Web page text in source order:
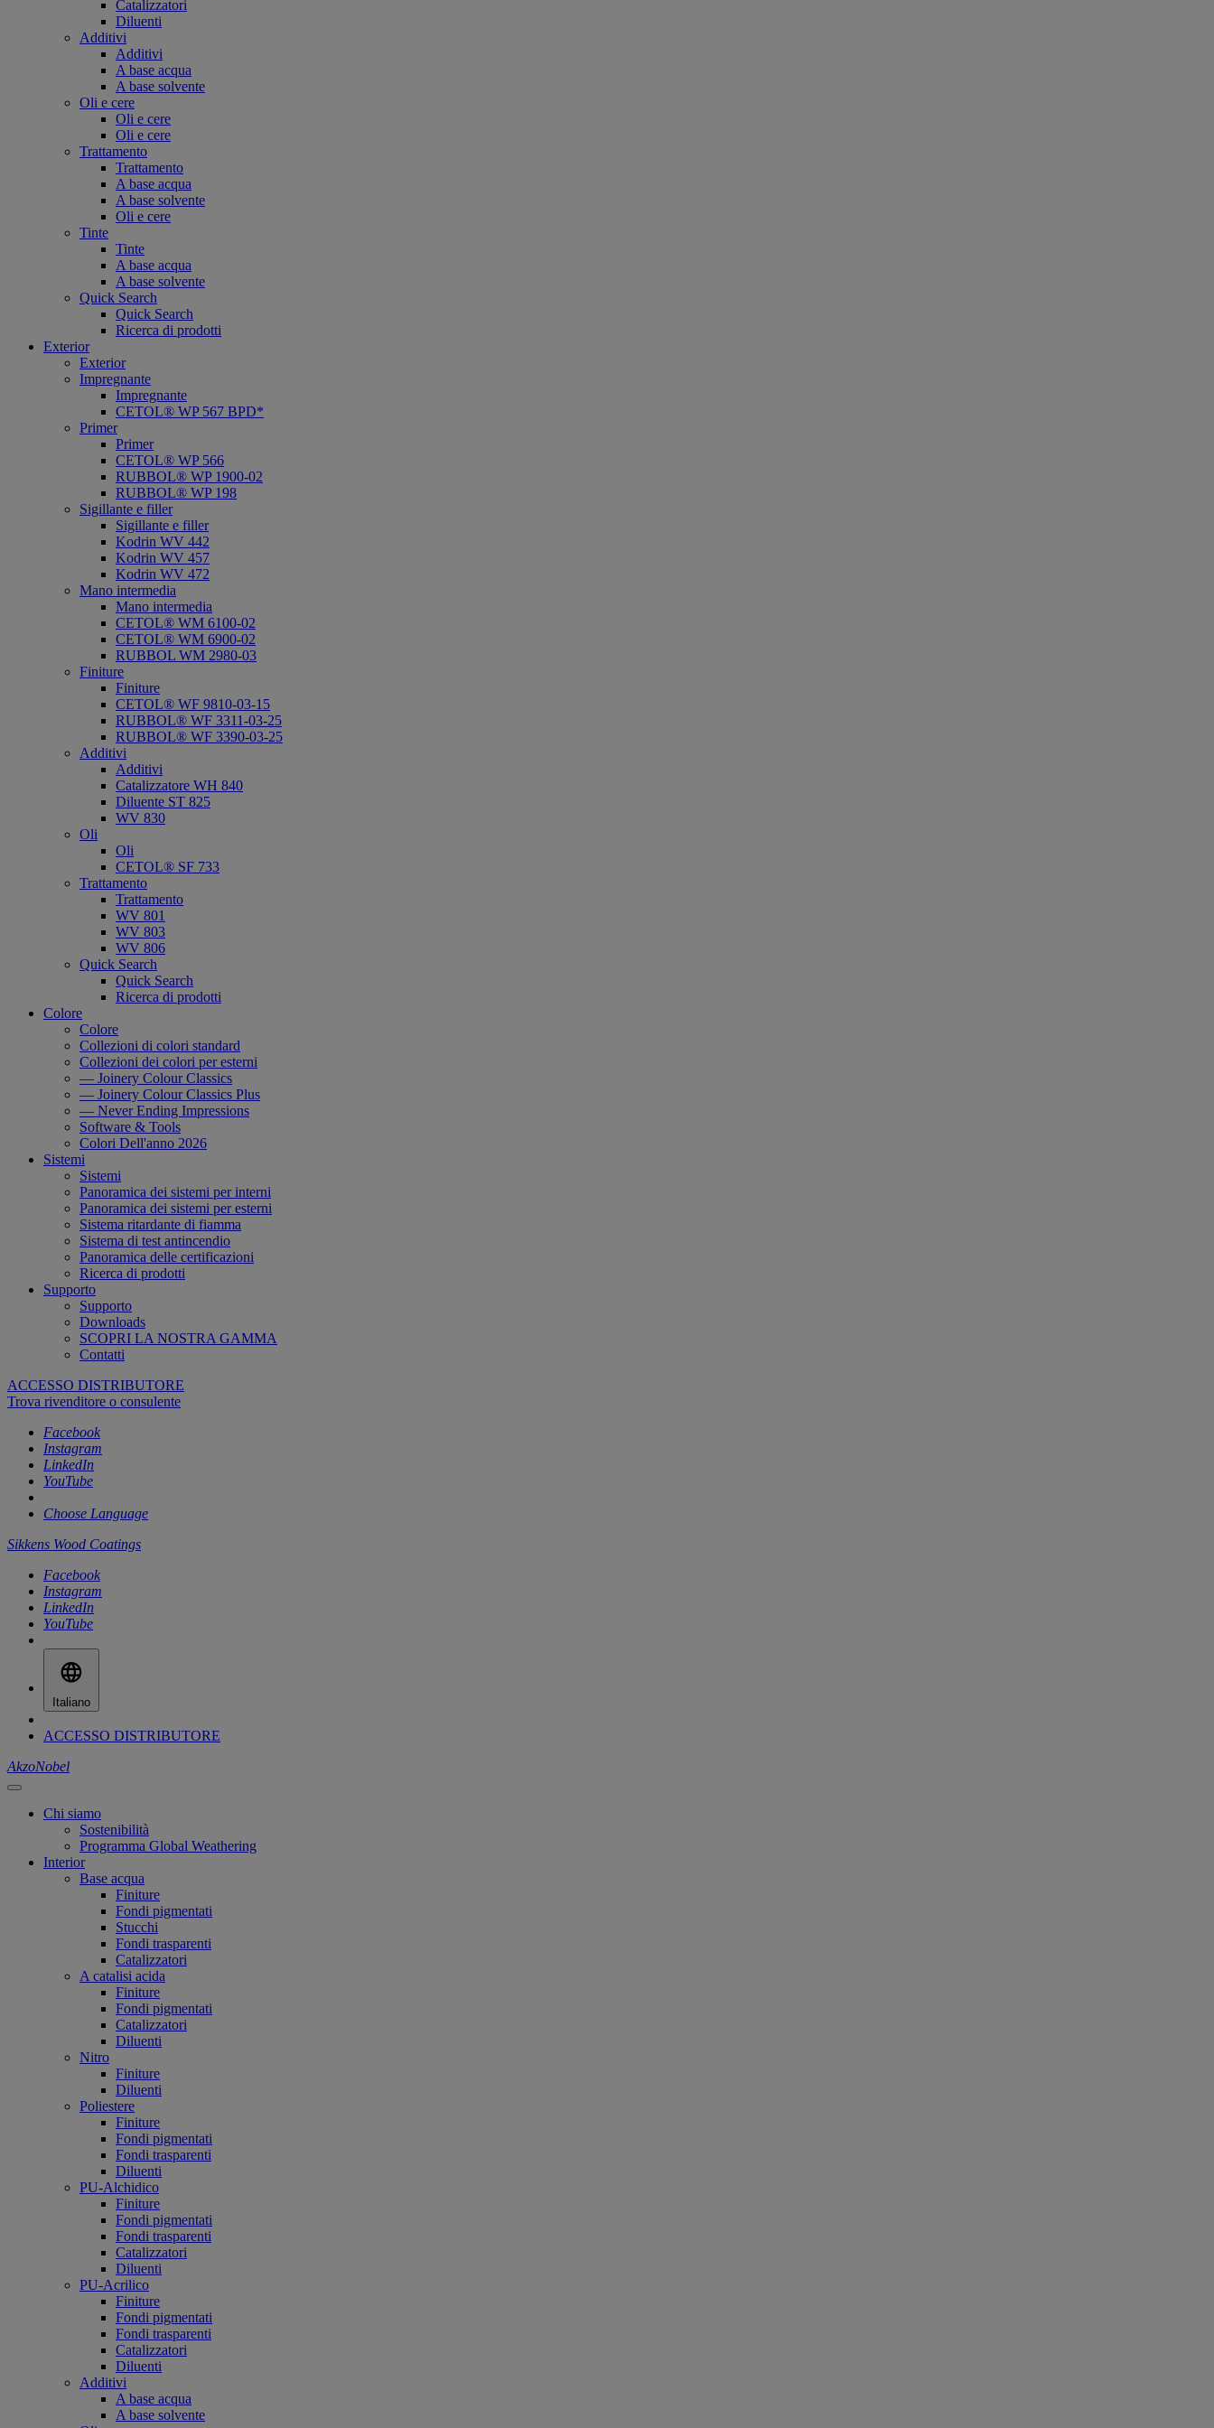
Catalizzatori
Diluenti
Additivi
Additivi
A base acqua
A base solvente
Oli e cere
Oli e cere
Oli e cere
Trattamento
Trattamento
A base acqua
A base solvente
Oli e cere
Tinte
Tinte
A base acqua
A base solvente
Quick Search
Quick Search
Ricerca di prodotti
Exterior
Exterior
Impregnante
Impregnante
CETOL® WP 567 BPD*
Primer
Primer
CETOL® WP 566
RUBBOL® WP 1900-02
RUBBOL® WP 198
Sigillante e filler
Sigillante e filler
Kodrin WV 442
Kodrin WV 457
Kodrin WV 472
Mano intermedia
Mano intermedia
CETOL® WM 6100-02
CETOL® WM 6900-02
RUBBOL WM 2980-03
Finiture
Finiture
CETOL® WF 9810-03-15
RUBBOL® WF 3311-03-25
RUBBOL® WF 3390-03-25
Additivi
Additivi
Catalizzatore WH 840
Diluente ST 825
WV 830
Oli
Oli
CETOL® SF 733
Trattamento
Trattamento
WV 801
WV 803
WV 806
Quick Search
Quick Search
Ricerca di prodotti
Colore
Colore
Collezioni di colori standard
Collezioni dei colori per esterni
— Joinery Colour Classics
— Joinery Colour Classics Plus
— Never Ending Impressions
Software & Tools
Colori Dell'anno 2026
Sistemi
Sistemi
Panoramica dei sistemi per interni
Panoramica dei sistemi per esterni
Sistema ritardante di fiamma
Sistema di test antincendio
Panoramica delle certificazioni
Ricerca di prodotti
Supporto
Supporto
Downloads
SCOPRI LA NOSTRA GAMMA
Contatti
ACCESSO DISTRIBUTORE
Trova rivenditore o consulente
Facebook
Instagram
LinkedIn
YouTube
Choose Language
Sikkens Wood Coatings
Facebook
Instagram
LinkedIn
YouTube
Italiano
ACCESSO DISTRIBUTORE
AkzoNobel
Chi siamo
Sostenibilità
Programma Global Weathering
Interior
Base acqua
Finiture
Fondi pigmentati
Stucchi
Fondi trasparenti
Catalizzatori
A catalisi acida
Finiture
Fondi pigmentati
Catalizzatori
Diluenti
Nitro
Finiture
Diluenti
Poliestere
Finiture
Fondi pigmentati
Fondi trasparenti
Diluenti
PU-Alchidico
Finiture
Fondi pigmentati
Fondi trasparenti
Catalizzatori
Diluenti
PU-Acrilico
Finiture
Fondi pigmentati
Fondi trasparenti
Catalizzatori
Diluenti
Additivi
A base acqua
A base solvente